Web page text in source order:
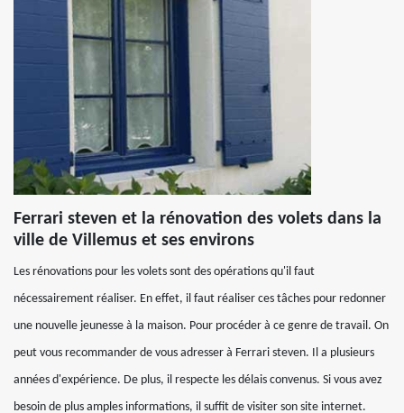
Ferrari steven et la rénovation des volets dans la
ville de Villemus et ses environs
Les rénovations pour les volets sont des opérations qu'il faut
nécessairement réaliser. En effet, il faut réaliser ces tâches pour redonner
une nouvelle jeunesse à la maison. Pour procéder à ce genre de travail. On
peut vous recommander de vous adresser à Ferrari steven. Il a plusieurs
années d'expérience. De plus, il respecte les délais convenus. Si vous avez
besoin de plus amples informations, il suffit de visiter son site internet.